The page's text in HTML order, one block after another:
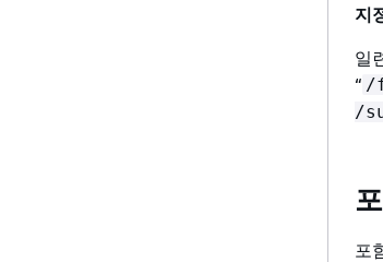
지
일
“ /
/
포